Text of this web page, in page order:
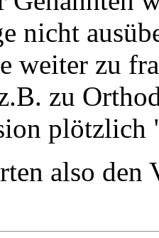
nicht
weiter zu
zu
also den